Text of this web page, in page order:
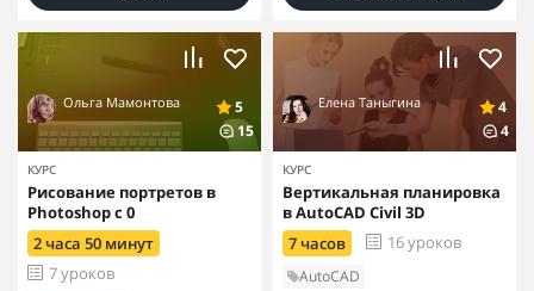
Ольга Мамонтова
5
15
КУРС
Рисование портретов в
Photoshop с 0
2 часа 50 минут
7 уроков
Елена Таныгина
4
4
КУРС
Вертикальная планировка
в AutoCAD Civil 3D
7 часов
16 уроков
AutoCAD